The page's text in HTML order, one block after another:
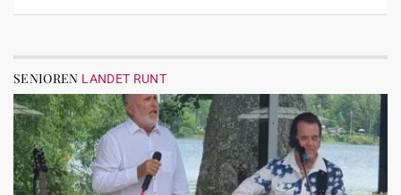
SENIOREN LANDET RUNT